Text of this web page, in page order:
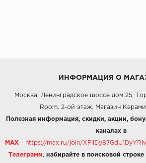
ИНФОРМАЦИЯ О
Москва, Ленинградское шоссе дом 25,
Room, 2-ой этаж, Магазин
Полезная информация, скидки, акции,
каналах в
MAX - https://max.ru/join/
Телеграмм набирайте в поисковой строке